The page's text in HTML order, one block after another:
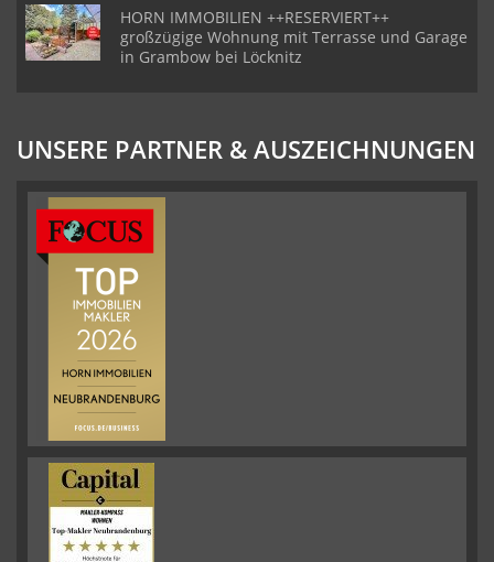
HORN IMMOBILIEN ++RESERVIERT++
großzügige Wohnung mit Terrasse und Garage
in Grambow bei Löcknitz
UNSERE PARTNER & AUSZEICHNUNGEN